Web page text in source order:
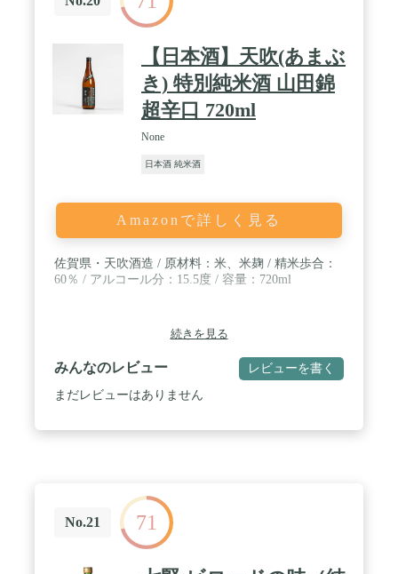
【日本酒】天吹(あまぶ
き) 特別純米酒 山田錦
超辛口 720ml
None
日本酒 純米酒
Amazonで詳しく見る
佐賀県・天吹酒造 / 原材料：米、米麹 / 精米歩合：
60％ / アルコール分：15.5度 / 容量：720ml
続きを見る
みんなのレビュー レビューを書く
まだレビューはありません
No.21 71